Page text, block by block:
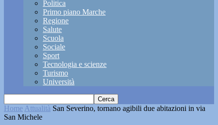
Politica
Primo piano Marche
Regione
Salute
Scuola
Sociale
Sport
Tecnologia e scienze
Turismo
Università
Home Attualità San Severino, tornano agibili due abitazioni in via
San Michele